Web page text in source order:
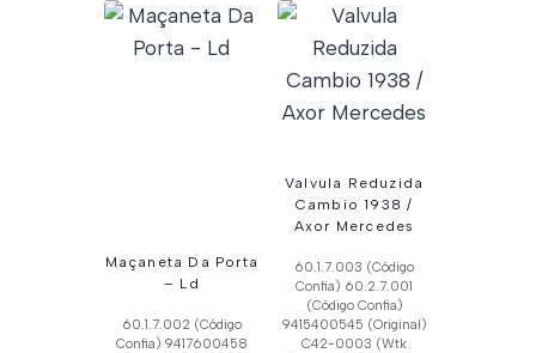
Maçaneta Da Porta
– Ld
60.1.7.002 (Código
Confia) 9417600458
Valvula Reduzida
Cambio 1938 /
Axor Mercedes
60.1.7.003 (Código
Confia) 60.2.7.001
(Código Confia)
9415400545 (Original)
C42-0003 (Wtk